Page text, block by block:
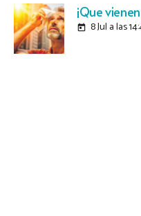
¡Que
today 8 Jul a las